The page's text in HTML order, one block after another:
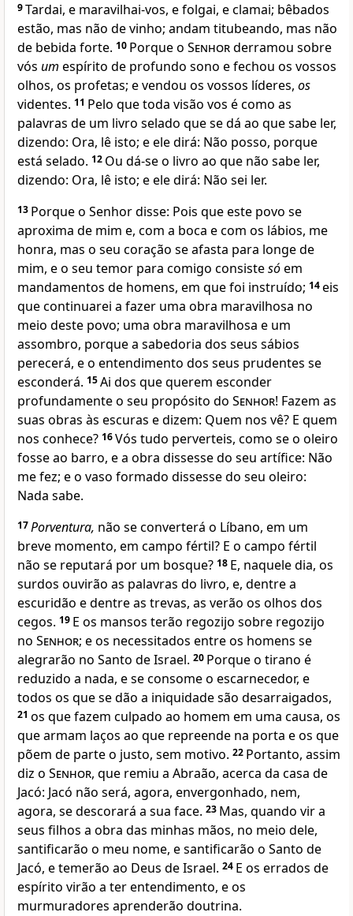
9Tardai, e maravilhai-vos, e folgai, e clamai; bêbados
estão, mas não de vinho; andam titubeando, mas não
de bebida forte. 10 Porque o Senhorderramou sobre
vós um espírito de profundo sono e fechou os vossos
olhos, os profetas; e vendou os vossos líderes, os
videntes. 11 Pelo que toda visão vos é como as
palavras de um livro selado que se dá ao que sabe ler,
dizendo: Ora, lê isto; e ele dirá: Não posso, porque
está selado. 12 Ou dá-se o livro ao que não sabe ler,
dizendo: Ora, lê isto; e ele dirá: Não sei ler.
13 Porque o Senhor disse: Pois que este povo se
aproxima de mim e, com a boca e com os lábios, me
honra, mas o seu coração se afasta para longe de
mim, e o seu temor para comigo consistesóem
mandamentos de homens, em que foi instruído; 14eis
que continuarei a fazer uma obra maravilhosa no
meio deste povo; uma obra maravilhosa e um
assombro, porque a sabedoria dos seus sábios
perecerá, e o entendimento dos seus prudentes se
esconderá. 15Ai dos que querem esconder
profundamente o seu propósito do Senhor! Fazem as
suas obras às escuras e dizem: Quem nos vê? E quem
nos conhece? 16Vós tudo perverteis, como se o oleiro
fosse ao barro, e a obra dissesse do seu artífice: Não
me fez; e o vaso formado dissesse do seu oleiro:
Nada sabe.
17Porventura, não se converterá o Líbano, em um
breve momento, em campo fértil? E o campo fértil
não se reputará por um bosque? 18 E, naquele dia, os
surdos ouvirão as palavras do livro, e, dentre a
escuridão e dentre as trevas, as verão os olhos dos
cegos. 19 E os mansos terão regozijo sobre regozijo
no Senhor; e os necessitados entre os homens se
alegrarão no Santo de Israel. 20 Porque o tirano é
reduzido a nada, e se consome o escarnecedor, e
todos os que se dão a iniquidade são desarraigados,
21 os que fazem culpado ao homem em uma causa, os
que armam laços ao que repreende na porta e os que
põem de parte o justo, sem motivo. 22 Portanto, assim
diz o Senhor, que remiu a Abraão, acerca da casa de
Jacó: Jacó não será, agora, envergonhado, nem,
agora, se descorará a sua face. 23 Mas, quando vir a
seus filhos a obra das minhas mãos, no meio dele,
santificarão o meu nome, e santificarão o Santo de
Jacó, e temerão ao Deus de Israel. 24 E os errados de
espírito virão a ter entendimento, e os
murmuradores aprenderão doutrina.